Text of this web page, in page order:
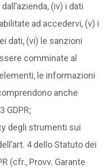
(iv) i dati
ad accedervi, (v) i
dati, (vi) le sanzioni
comminate al
le informazioni
anche
GDPR;
degli strumenti sui
4 dello Statuto dei
(cfr., Provv. Garante